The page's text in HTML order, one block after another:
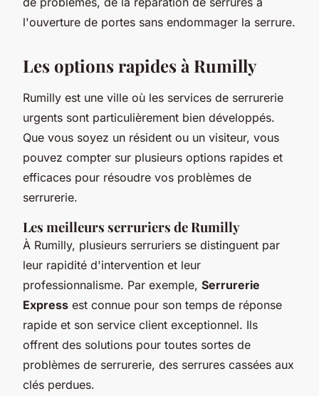
l'ouverture de portes sans endommager la serrure.
Les options rapides à Rumilly
Rumilly est une ville où les services de serrurerie
urgents sont particulièrement bien développés.
Que vous soyez un résident ou un visiteur, vous
pouvez compter sur plusieurs options rapides et
efficaces pour résoudre vos problèmes de
serrurerie.
Les meilleurs serruriers de Rumilly
À Rumilly, plusieurs serruriers se distinguent par
leur rapidité d'intervention et leur
professionnalisme. Par exemple, Serrurerie
Express est connue pour son temps de réponse
rapide et son service client exceptionnel. Ils
offrent des solutions pour toutes sortes de
problèmes de serrurerie, des serrures cassées aux
clés perdues.